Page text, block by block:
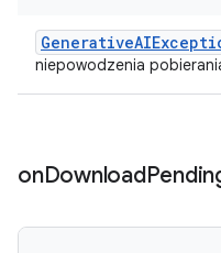
niepowodzenia
onDownload